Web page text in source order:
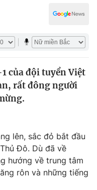
của đội tuyển Việt
rất đông người
lên, sắc đỏ bắt đầu
Đô. Dù đã về
hướng về trung tâm
rôn và những tiếng